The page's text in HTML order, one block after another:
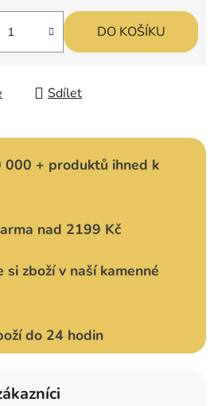
DO KOŠÍKU
Sdílet
000 + produktů ihned k
nad 2199 Kč
si zboží v naší kamenné
do 24 hodin